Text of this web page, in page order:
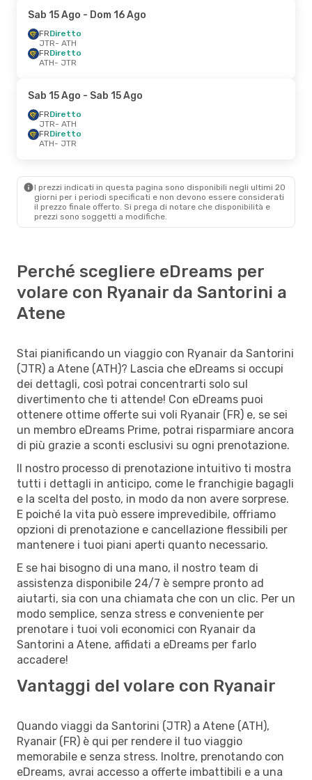
Sab 15 Ago - Dom 16 Ago
FRDiretto
JTR- ATH
FRDiretto
ATH- JTR
Sab 15 Ago - Sab 15 Ago
FRDiretto
JTR- ATH
FRDiretto
ATH- JTR
I prezzi indicati in questa pagina sono disponibili negli ultimi 20
giorni per i periodi specificati e non devono essere considerati
il ​​prezzo finale offerto. Si prega di notare che disponibilità e
prezzi sono soggetti a modifiche.
Perché scegliere eDreams per
volare con Ryanair da Santorini a
Atene
Stai pianificando un viaggio con Ryanair da Santorini
(JTR) a Atene (ATH)? Lascia che eDreams si occupi
dei dettagli, così potrai concentrarti solo sul
divertimento che ti attende! Con eDreams puoi
ottenere ottime offerte sui voli Ryanair (FR) e, se sei
un membro eDreams Prime, potrai risparmiare ancora
di più grazie a sconti esclusivi su ogni prenotazione.
Il nostro processo di prenotazione intuitivo ti mostra
tutti i dettagli in anticipo, come le franchigie bagagli
e la scelta del posto, in modo da non avere sorprese.
E poiché la vita può essere imprevedibile, offriamo
opzioni di prenotazione e cancellazione flessibili per
mantenere i tuoi piani aperti quanto necessario.
E se hai bisogno di una mano, il nostro team di
assistenza disponibile 24/7 è sempre pronto ad
aiutarti, sia con una chiamata che con un clic. Per un
modo semplice, senza stress e conveniente per
prenotare i tuoi voli economici con Ryanair da
Santorini a Atene, affidati a eDreams per farlo
accadere!
Vantaggi del volare con Ryanair
Quando viaggi da Santorini (JTR) a Atene (ATH),
Ryanair (FR) è qui per rendere il tuo viaggio
memorabile e senza stress. Inoltre, prenotando con
eDreams, avrai accesso a offerte imbattibili e a una